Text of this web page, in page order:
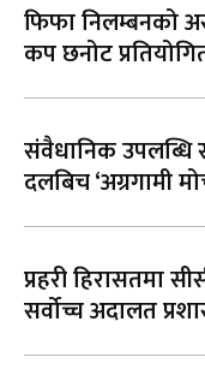
फिफा निलम्बनको
कप छनोट
संवैधानिक उपलब्धि
दलबिच ‘अग्रगामी
प्रहरी हिरासतमा
सर्वोच्च अदालत